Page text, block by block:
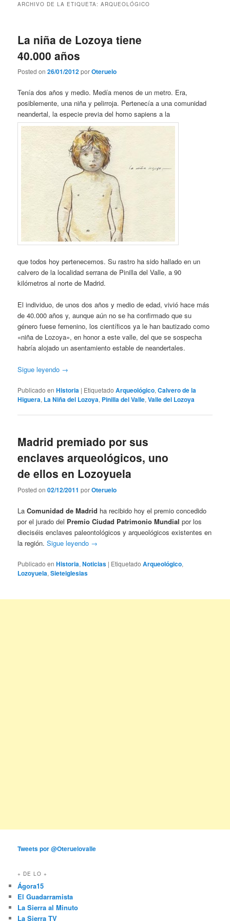
ARCHIVO DE LA ETIQUETA:ARQUEOLÓGICO
La niña de Lozoya tiene
40.000 años
Posted on26/01/2012porOteruelo
Tenía dos años y medio. Medía menos de un metro. Era,
posiblemente, una niña y pelirroja. Pertenecía a una comunidad
neandertal, la especie previa del homo sapiens a la
que todos hoy pertenecemos. Su rastro ha sido hallado en un
calvero de la localidad serrana de Pinilla del Valle, a 90
kilómetros al norte de Madrid.
El individuo, de unos dos años y medio de edad, vivió hace más
de 40.000 años y, aunque aún no se ha confirmado que su
género fuese femenino, los científicos ya le han bautizado como
«niña de Lozoya», en honor a este valle, del que se sospecha
habría alojado un asentamiento estable de neandertales.
Sigue leyendo →
Publicado en Historia | Etiquetado Arqueológico,Calvero de la
Higuera, La Niña del Lozoya, Pinilla del Valle,Valle del Lozoya
Madrid premiado por sus
enclaves arqueológicos, uno
de ellos en Lozoyuela
Posted on02/12/2011 porOteruelo
LaComunidad de Madrid ha recibido hoy el premio concedido
por el jurado del Premio Ciudad Patrimonio Mundial por los
dieciséis enclaves paleontológicos y arqueológicos existentes en
la región.Sigue leyendo →
Publicado en Historia,Noticias | Etiquetado Arqueológico,
Lozoyuela,Sieteiglesias
Tweets por @Oteruelovalle
+ DE LO +
Ágora15
El Guadarramista
La Sierra al Minuto
La Sierra TV